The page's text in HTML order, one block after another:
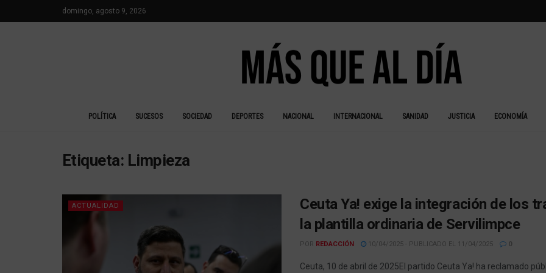
domingo, agosto 9, 2026
POLÍTICA SUCESOS SOCIEDAD DEPORTES NACIONAL INTERNACIONAL SANIDAD JUSTICIA ECONOMÍA
Etiqueta: Limpieza
ACTUALIDAD
Ceuta Ya! exige la integración de los
la plantilla ordinaria de Servilimpce
POR REDACCIÓN 10/04/2025 - PUBLICADO EL 11/04/2025 0
Ceuta, 10 de abril de 2025El partido Ceuta Ya! ha reclamado